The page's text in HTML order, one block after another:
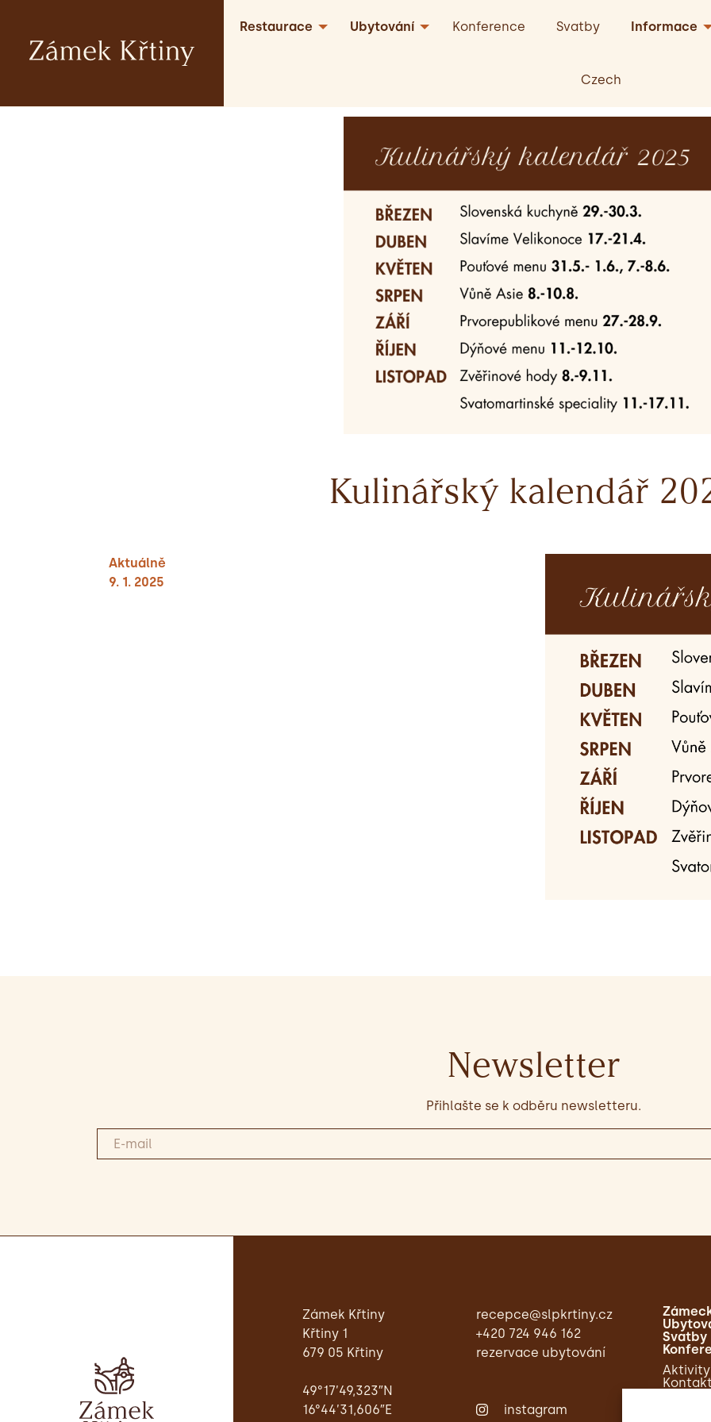
Restaurace Ubytování Konference Svatby Informace
Czech
Kulinářský kalendář
Aktuálně
9. 1. 2025
Newsletter
Přihlašte se k odběru newsletteru.
Zámek Křtiny
Křtiny 1
679 05 Křtiny
49°17’49,323″N
16°44’31,606″E
recepce@slpkrtiny.cz
+420 724 946 162
rezervace ubytování
instagram
Svatby
Aktivity